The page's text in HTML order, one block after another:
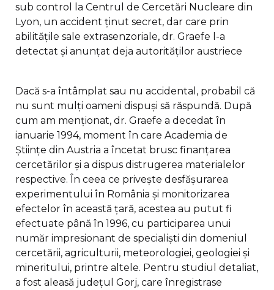
sub control la Centrul de Cercetări Nucleare din
Lyon, un accident ținut secret, dar care prin
abilitățile sale extrasenzoriale, dr. Graefe l-a
detectat și anunțat deja autorităților austriece
Dacă s-a întâmplat sau nu accidental, probabil că
nu sunt mulți oameni dispuși să răspundă. După
cum am menționat, dr. Graefe a decedat în
ianuarie 1994, moment în care Academia de
Științe din Austria a încetat brusc finanțarea
cercetărilor și a dispus distrugerea materialelor
respective. În ceea ce privește desfășurarea
experimentului în România și monitorizarea
efectelor în această țară, acestea au putut fi
efectuate până în 1996, cu participarea unui
număr impresionant de specialiști din domeniul
cercetării, agriculturii, meteorologiei, geologiei și
mineritului, printre altele. Pentru studiul detaliat,
a fost aleasă județul Gorj, care înregistrase